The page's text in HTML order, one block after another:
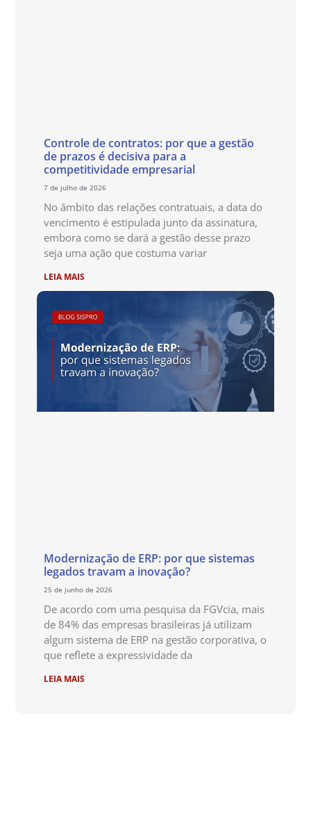
Controle de contratos: por que a gestão
de prazos é decisiva para a
competitividade empresarial
7 de julho de 2026
No âmbito das relações contratuais, a data do
vencimento é estipulada junto da assinatura,
embora como se dará a gestão desse prazo
seja uma ação que costuma variar
LEIA MAIS
Modernização de ERP: por que sistemas
legados travam a inovação?
25 de junho de 2026
De acordo com uma pesquisa da FGVcia, mais
de 84% das empresas brasileiras já utilizam
algum sistema de ERP na gestão corporativa, o
que reflete a expressividade da
LEIA MAIS